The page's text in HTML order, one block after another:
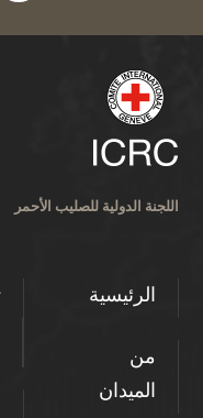
اللجنة الدولية للصليب الأحمر
الرئيسية
من
الميدان